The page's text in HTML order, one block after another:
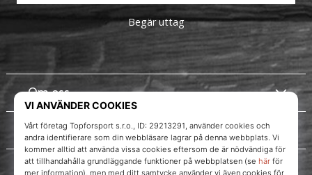
Om oss
Kundtjänst
Begär uttag